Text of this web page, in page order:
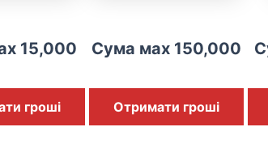
15,000
гроші
Сума мах 150,000
Отримати гроші